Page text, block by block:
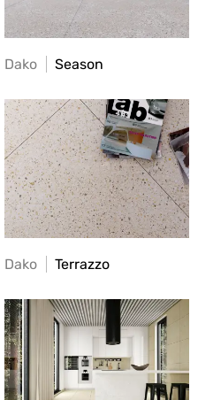
Dako Season
Dako Terrazzo